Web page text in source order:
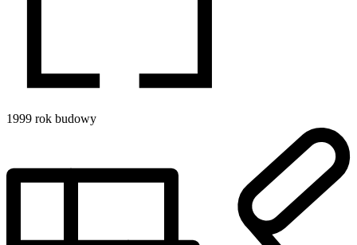
1999 rok budowy